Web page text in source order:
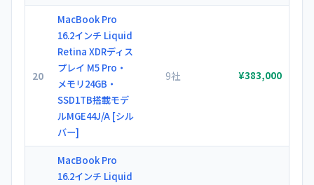
20
MacBook Pro
16.2インチ Liquid
Retina XDRディス
プレイ M5 Pro・
メモリ24GB・
SSD1TB搭載モデ
ルMGE44J/A [シル
バー]
9社 ¥383,000
MacBook Pro
16.2インチ Liquid